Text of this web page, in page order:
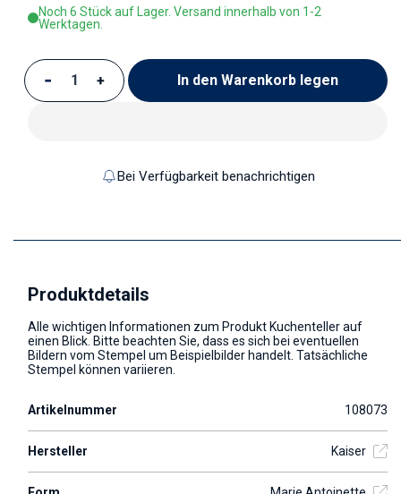
Noch 6 Stück auf Lager. Versand innerhalb von 1-2
Werktagen.
Verringere die Menge für Kuchenteller
Erhöhe die Menge für Kuchenteller
In den Warenkorb legen
Bei Verfügbarkeit benachrichtigen
Produktdetails
Alle wichtigen Informationen zum Produkt Kuchenteller auf
einen Blick. Bitte beachten Sie, dass es sich bei eventuellen
Bildern vom Stempel um Beispielbilder handelt. Tatsächliche
Stempel können variieren.
Artikelnummer 108073
Hersteller Kaiser